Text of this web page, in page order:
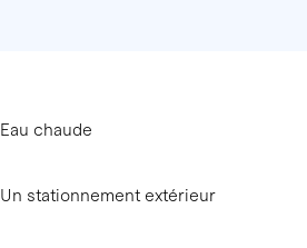
Eau chaude
Un stationnement extérieur